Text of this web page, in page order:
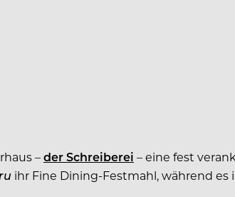
–der Schreiberei – eine fest
ihr Fine Dining-Festmahl, während